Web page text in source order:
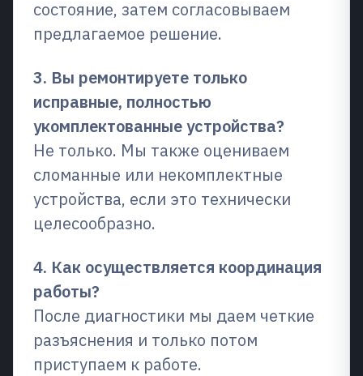
состояние, затем согласовываем
предлагаемое решение.
3. Вы ремонтируете только
исправные, полностью
укомплектованные устройства?
Не только. Мы также оцениваем
сломанные или некомплектные
устройства, если это технически
целесообразно.
4. Как осуществляется координация
работы?
После диагностики мы даем четкие
разъяснения и только потом
приступаем к работе.